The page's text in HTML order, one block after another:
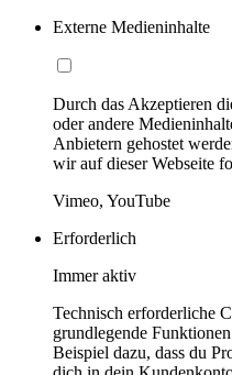
Externe Medieninhalte
Durch das Akzeptieren
oder andere
Anbietern gehostet
wir auf dieser Webseite
Vimeo, YouTube
Erforderlich
Immer aktiv
Technisch erforderliche
grundlegende
Beispiel dazu, dass du